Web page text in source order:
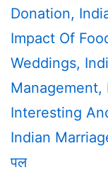
Donation,
Impact Of
Weddings,
Management,
Interesting
Indian
पल